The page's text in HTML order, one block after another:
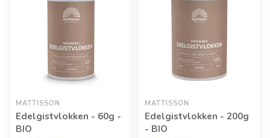
MATTISSON
Edelgistvlokken - 60g -
BIO
MATTISSON
Edelgistvlokken - 200g
- BIO